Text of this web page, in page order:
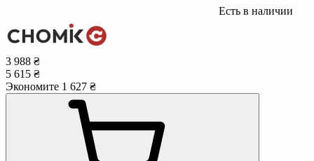
Есть в наличии
3 988 ₴
5 615 ₴
Экономите 1 627 ₴